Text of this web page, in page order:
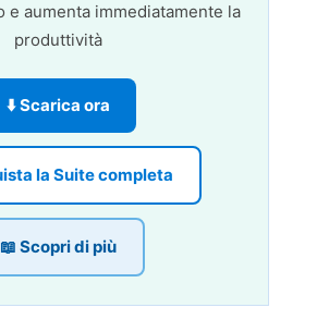
e aumenta immediatamente la
produttività
⬇️ Scarica ora
la Suite completa
📖 Scopri di più